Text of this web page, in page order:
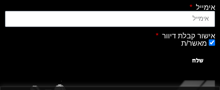
אימייל
אישור קבלת דיוור
מאשר/ת
שלח